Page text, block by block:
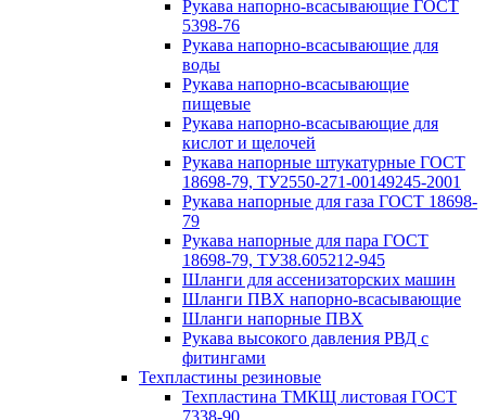
Рукава напорно-всасывающие ГОСТ
5398-76
Рукава напорно-всасывающие для
воды
Рукава напорно-всасывающие
пищевые
Рукава напорно-всасывающие для
кислот и щелочей
Рукава напорные штукатурные ГОСТ
18698-79, ТУ2550-271-00149245-2001
Рукава напорные для газа ГОСТ 18698-
79
Рукава напорные для пара ГОСТ
18698-79, ТУ38.605212-945
Шланги для ассенизаторских машин
Шланги ПВХ напорно-всасывающие
Шланги напорные ПВХ
Рукава высокого давления РВД с
фитингами
Техпластины резиновые
Техпластина ТМКЩ листовая ГОСТ
7338-90